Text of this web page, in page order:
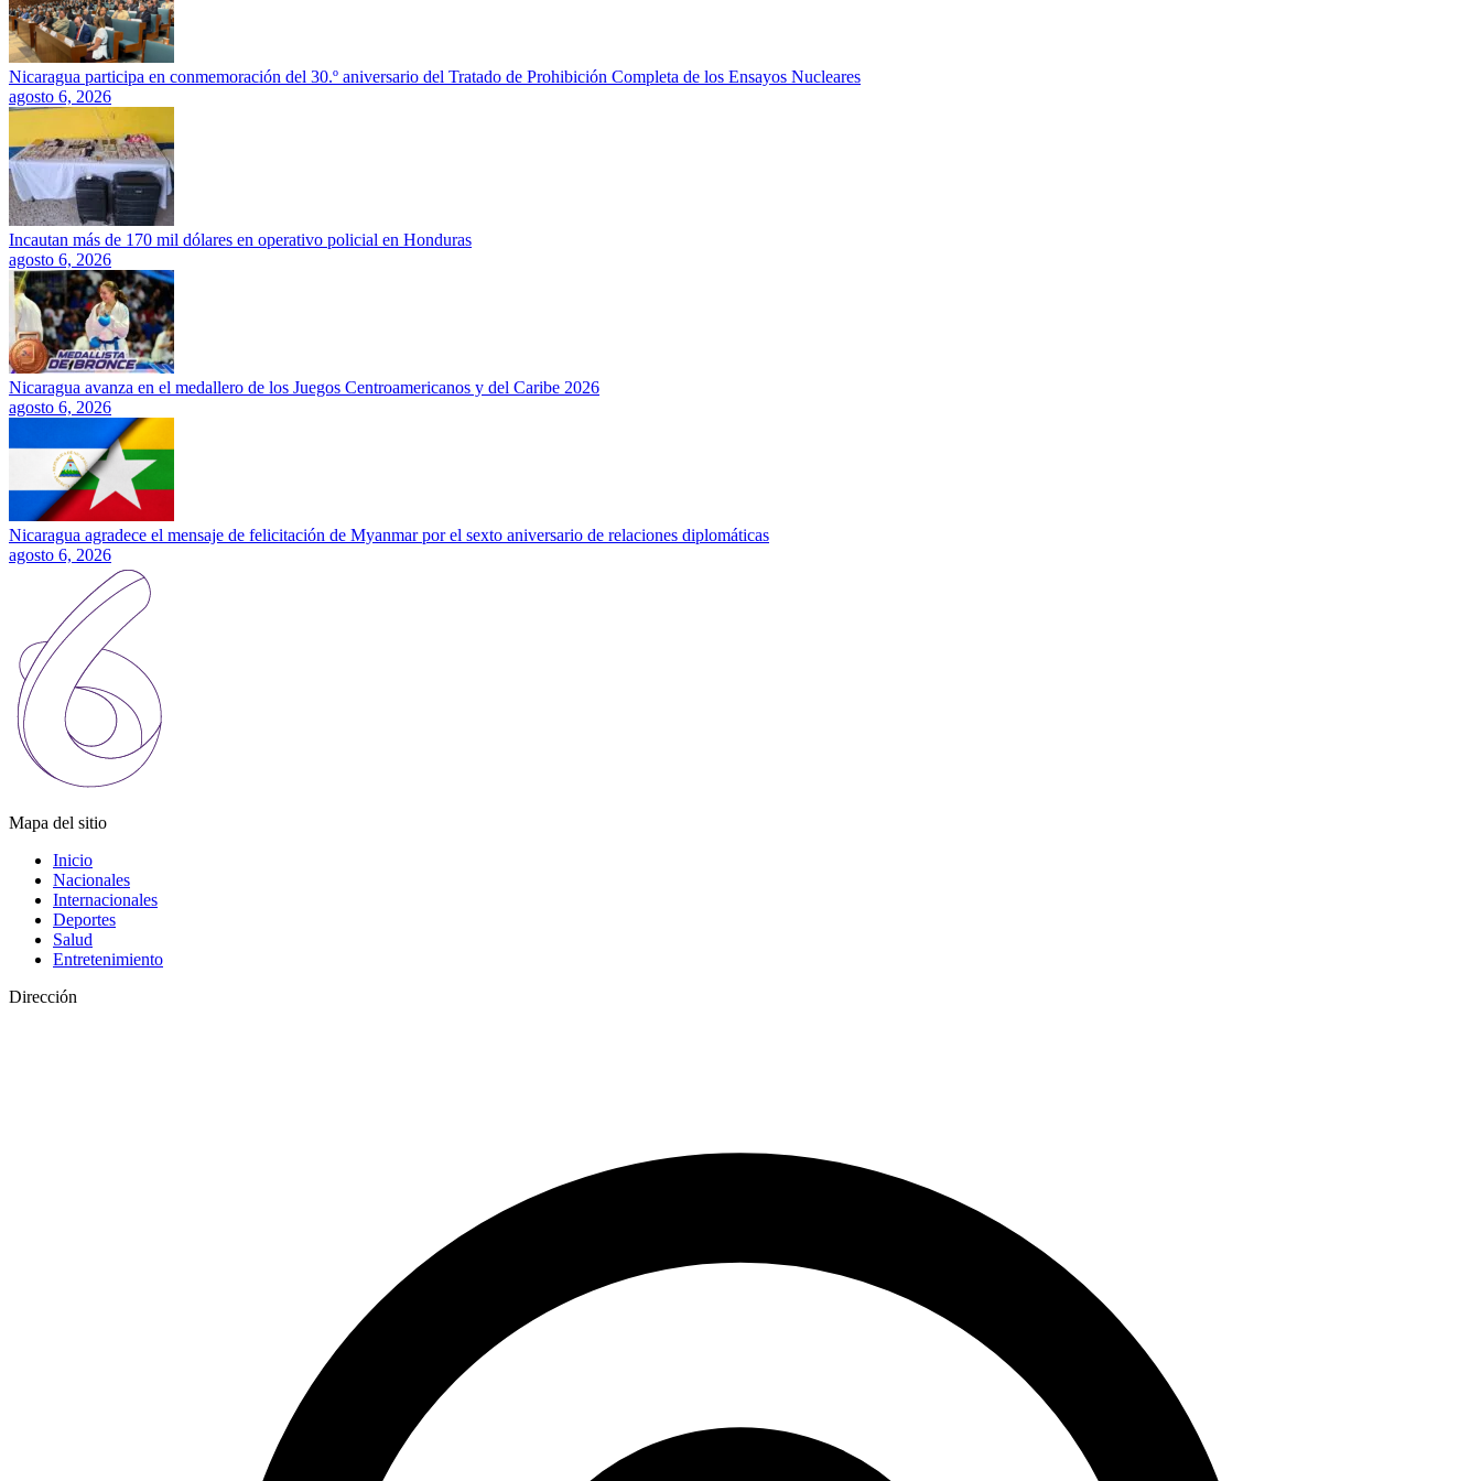
Nicaragua participa en conmemoración del 30.º aniversario del Tratado de Prohibición Completa de los Ensayos Nucleares
agosto 6, 2026
Incautan más de 170 mil dólares en operativo policial en Honduras
agosto 6, 2026
Nicaragua avanza en el medallero de los Juegos Centroamericanos y del Caribe 2026
agosto 6, 2026
Nicaragua agradece el mensaje de felicitación de Myanmar por el sexto aniversario de relaciones diplomáticas
agosto 6, 2026
Mapa del sitio
Inicio
Nacionales
Internacionales
Deportes
Salud
Entretenimiento
Dirección